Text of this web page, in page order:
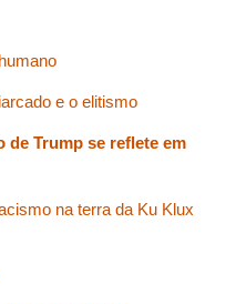
e o elitismo
de Trump se reflete em
na terra da Ku Klux